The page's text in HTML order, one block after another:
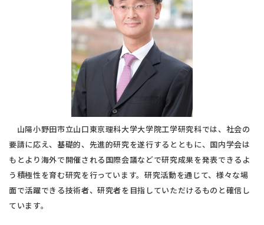
山陽小野田市立山口東京理科大学大学院工学研究科では、社会の
要請に応え、基礎的、先進的研究を遂行するとともに、国内学会は
もとより海外で開催される国際会議などで研究成果を発表できるよ
う積極性を育む研究を行っています。研究活動を通じて、様々な場
面で活躍できる技術者、研究者を目指していただけるものと確信し
ています。